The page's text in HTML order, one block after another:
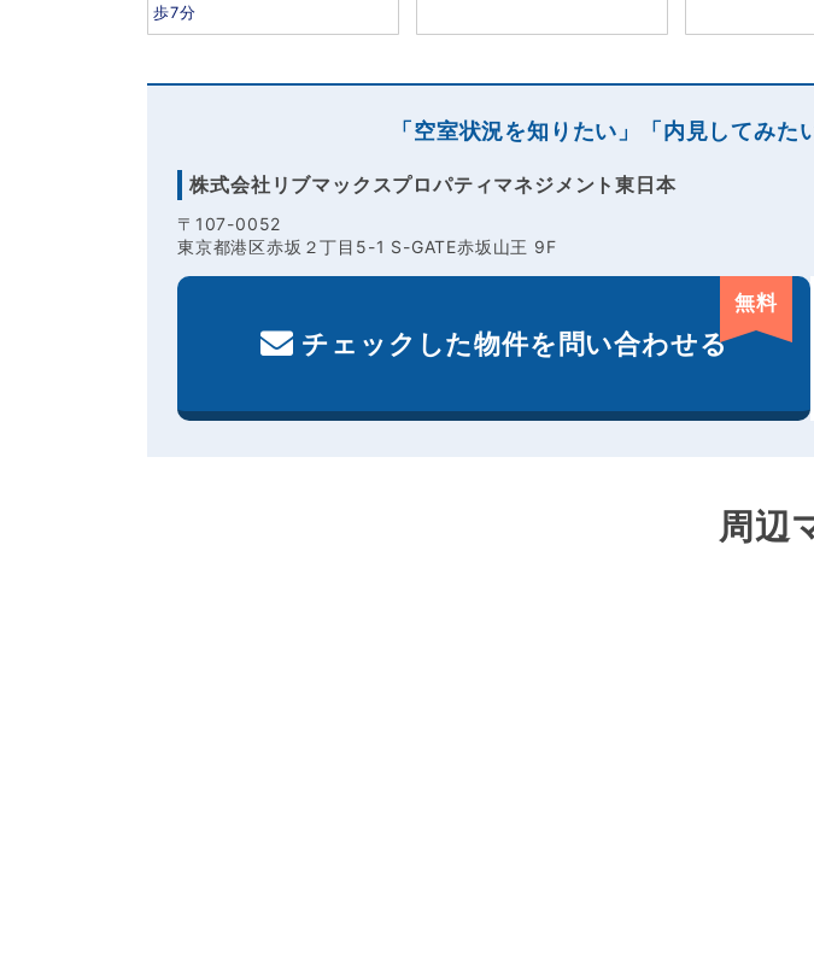
歩7分
「空室状況を知りたい」「内見してみ
株式会社リブマックスプロパティマネジメント東日本
〒107-0052
東京都港区赤坂２丁目5-1 S-GATE赤坂山王 9F
チェックした物件を 問い合わせる
無料
周辺